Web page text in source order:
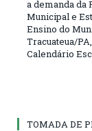
a demanda da
Municipal e
Ensino do
Tracuateua/
Calendário
TOMADA DE